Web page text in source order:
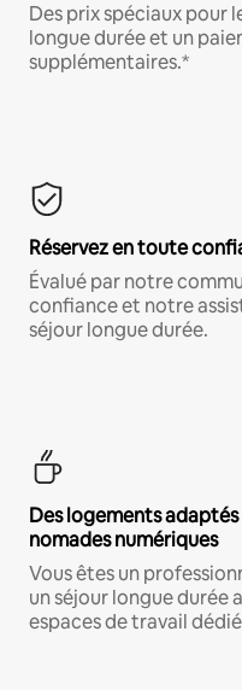
Des prix spéciaux pour
longue durée et un
supplémentaires.*
Réservez en toute
Évalué par notre
confiance et notre
séjour longue durée.
Des logements
nomades numériques
Vous êtes un
un séjour longue durée
espaces de travail